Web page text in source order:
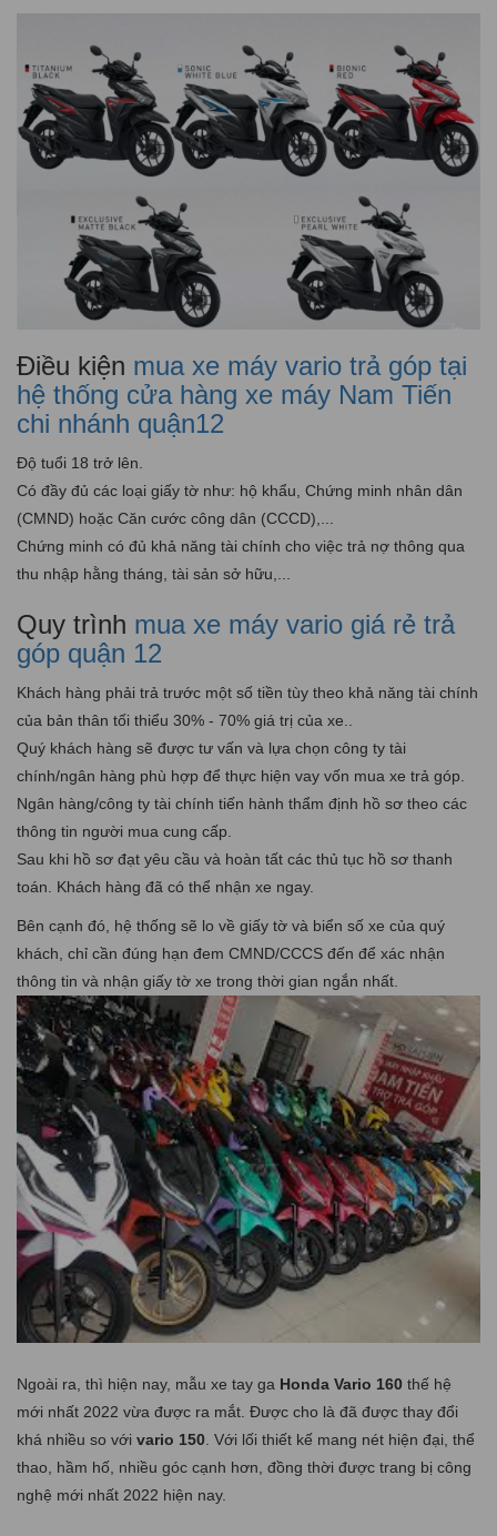
Điều kiện mua xe máy vario trả góp tại
hệ thống cửa hàng xe máy Nam Tiến
chi nhánh quận12
Độ tuổi 18 trở lên.
Có đầy đủ các loại giấy tờ như: hộ khẩu, Chứng minh nhân dân
(CMND) hoặc Căn cước công dân (CCCD),...
Chứng minh có đủ khả năng tài chính cho việc trả nợ thông qua
thu nhập hằng tháng, tài sản sở hữu,...
Quy trình mua xe máy vario giá rẻ trả
góp quận 12
Khách hàng phải trả trước một số tiền tùy theo khả năng tài chính
của bản thân tối thiểu 30% - 70% giá trị của xe..
Quý khách hàng sẽ được tư vấn và lựa chọn công ty tài
chính/ngân hàng phù hợp để thực hiện vay vốn mua xe trả góp.
Ngân hàng/công ty tài chính tiến hành thẩm định hồ sơ theo các
thông tin người mua cung cấp.
Sau khi hồ sơ đạt yêu cầu và hoàn tất các thủ tục hồ sơ thanh
toán. Khách hàng đã có thể nhận xe ngay.
Bên cạnh đó, hệ thống sẽ lo về giấy tờ và biển số xe của quý
khách, chỉ cần đúng hạn đem CMND/CCCS đến để xác nhận
thông tin và nhận giấy tờ xe trong thời gian ngắn nhất.
Ngoài ra, thì hiện nay, mẫu xe tay ga Honda Vario 160 thế hệ
mới nhất 2022 vừa được ra mắt. Được cho là đã được thay đổi
khá nhiều so với vario 150. Với lối thiết kế mang nét hiện đại, thể
thao, hầm hố, nhiều góc cạnh hơn, đồng thời được trang bị công
nghệ mới nhất 2022 hiện nay.